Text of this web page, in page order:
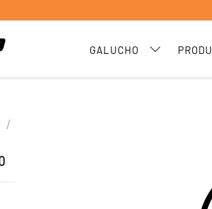
GALUCHO
/